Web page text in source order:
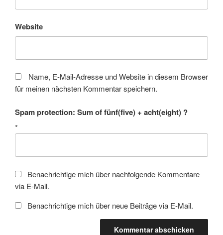
Website
Name, E-Mail-Adresse und Website in diesem Browser
für meinen nächsten Kommentar speichern.
Spam protection: Sum of fünf(five) + acht(eight) ?
*
Benachrichtige mich über nachfolgende Kommentare
via E-Mail.
Benachrichtige mich über neue Beiträge via E-Mail.